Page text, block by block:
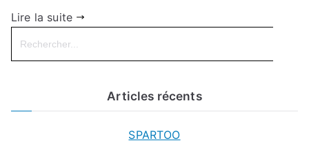
Lire la suite
Search
for:
Articles récents
SPARTOO